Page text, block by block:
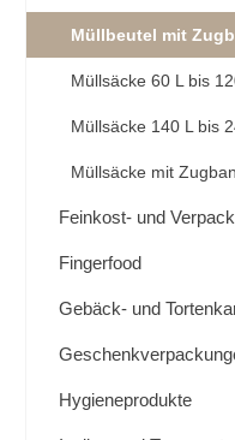
Müllbeutel mit
Müllsäcke 60 L bis
Müllsäcke 140 L bis
Müllsäcke mit
Feinkost- und
Fingerfood
Gebäck- und
Hygieneprodukte